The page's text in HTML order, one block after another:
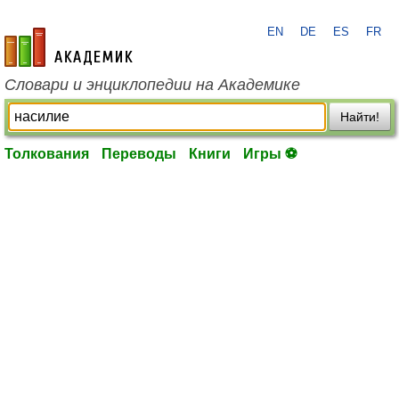
academic.ru
EN DE ES FR
Словари и энциклопедии на Академике
Найти!
Толкования Переводы Книги Игры ⚽